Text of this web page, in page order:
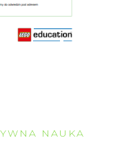
NAUKA